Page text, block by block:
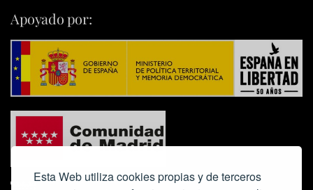
Esta Web utiliza cookies propias y de terceros
Apoyado por: